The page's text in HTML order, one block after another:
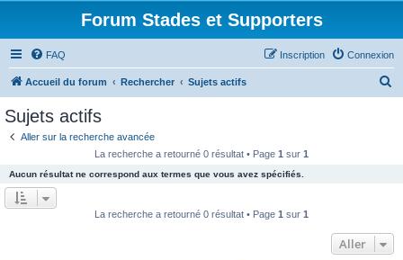
Forum Stades et Supporters
FAQ Connexion
Inscription
Accueil du forum Rechercher Sujets actifs
e
Sujets actifs
Aller sur la recherche avancée
La recherche a retourné 0 résultat • Page 1 sur 1
Aucun résultat ne correspond aux termes que vous avez spécifiés.
La recherche a retourné 0 résultat • Page 1 sur 1
Aller